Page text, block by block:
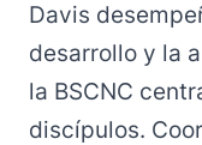
Davis
desarrollo y la
la BSCNC
discípulos.